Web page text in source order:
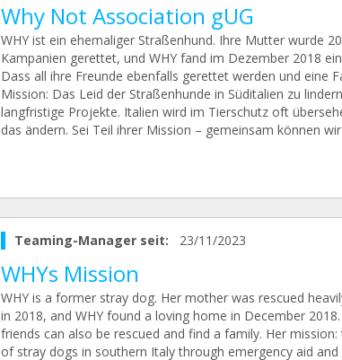
Why Not Association gUG
WHY ist ein ehemaliger Straßenhund. Ihre Mutter wurde
Kampanien gerettet, und WHY fand im Dezember 2018
Dass all ihre Freunde ebenfalls gerettet werden und eine
Mission: Das Leid der Straßenhunde in Süditalien zu
langfristige Projekte. Italien wird im Tierschutz oft
das ändern. Sei Teil ihrer Mission – gemeinsam können
Teaming-Manager seit: 23/11/2023
WHYs Mission
WHY is a former stray dog. Her mother was rescued
in 2018, and WHY found a loving home in December
friends can also be rescued and find a family. Her
of stray dogs in southern Italy through emergency aid